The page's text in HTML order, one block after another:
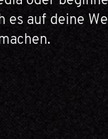
es auf deine